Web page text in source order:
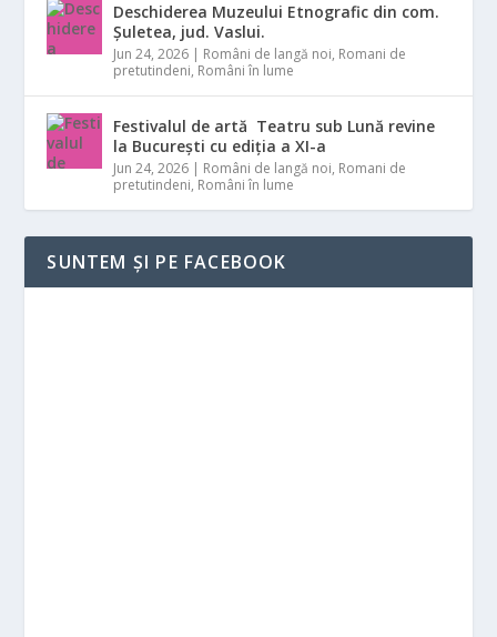
Deschiderea Muzeului Etnografic din com.
Șuletea, jud. Vaslui.
Jun 24, 2026 | Români de langă noi, Romani de
pretutindeni, Români în lume
Festivalul de artă Teatru sub Lună revine
la București cu ediția a XI-a
Jun 24, 2026 | Români de langă noi, Romani de
pretutindeni, Români în lume
SUNTEM ȘI PE FACEBOOK